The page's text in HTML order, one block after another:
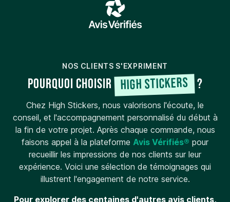
NOS CLIENTS S'EXPRIMENT
Pourquoi choisir High Stickers ?
Chez High Stickers, nous valorisons l'écoute, le
conseil, et l'accompagnement personnalisé du début à
la fin de votre projet. Après chaque commande, nous
faisons appel à la plateforme Avis Vérifiés® pour
recueillir les impressions de nos clients sur leur
expérience. Voici une sélection de témoignages qui
illustrent l'engagement de notre service.
Pour explorer des centaines d'autres avis clients,